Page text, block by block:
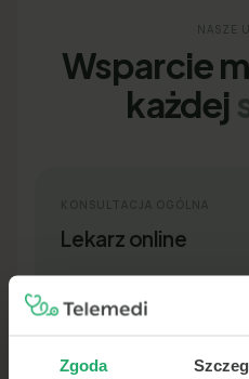
Zgoda
NASZE
Wsparcie
każdej
Lekarz online